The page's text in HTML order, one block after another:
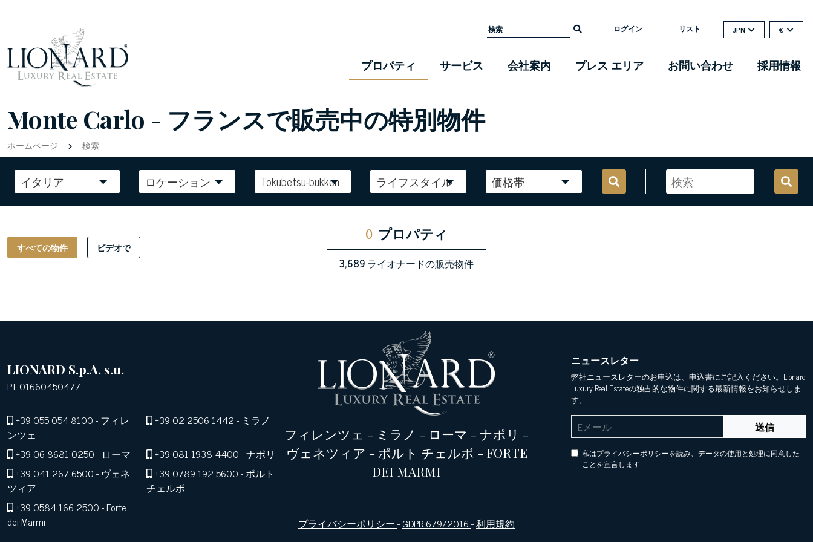
ログイン リスト JPN €
プロパティ サービス 会社案内 プレス エリア お問い合わせ 採用情報
Monte Carlo - フランスで販売中の特別物件
ホームページ 検索
イタリア ロケーション Tokubetsu-bukken ライフスタイル 価格帯
すべての物件 ビデオで
0 プロパティ
3,689ライオナードの販売物件
LIONARD S.p.A. s.u.
P.I. 01660450477
+39 055 054 8100- フィレ
ンツェ
+39 02 2506 1442- ミラノ
+39 06 8681 0250- ローマ +39 081 1938 4400- ナポリ
+39 041 267 6500- ヴェネ
ツィア
+39 0789 192 5600- ポルト
チェルボ
+39 0584 166 2500- Forte
dei Marmi
フィレンツェ - ミラノ - ローマ - ナポリ -
ヴェネツィア - ポルト チェルボ - FORTE
DEI MARMI
プライバシーポリシー-GDPR 679/2016-利用規約
ニュースレター
弊社ニュースレターのお申込は、申込書にご記入ください。Lionard
Luxury Real Estateの独占的な物件に関する最新情報をお知らせしま
す。
送信
私はプライバシーポリシーを読み、データの使用と処理に同意した
ことを宣言します